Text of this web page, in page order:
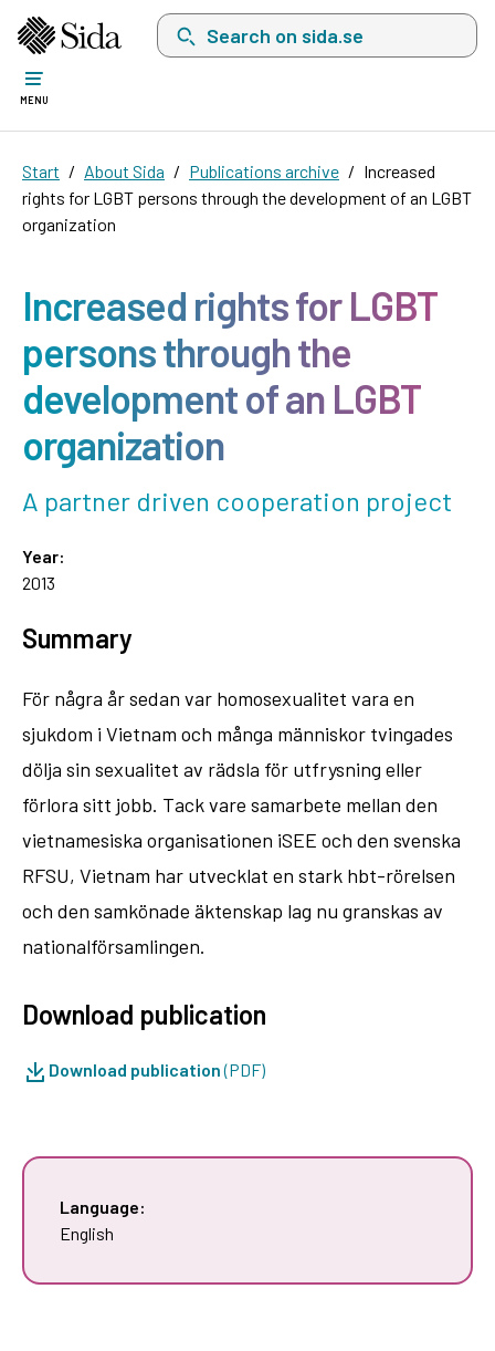
Search on sida.se, a list with search
MENU
Start About Sida Publications archive
Increased
rights for LGBT persons through the development of an LGBT
organization
Increased rights for LGBT
persons through the
development of an LGBT
organization
A partner driven cooperation project
Year:
2013
Summary
För några år sedan var homosexualitet vara en
sjukdom i Vietnam och många människor tvingades
dölja sin sexualitet av rädsla för utfrysning eller
förlora sitt jobb. Tack vare samarbete mellan den
vietnamesiska organisationen iSEE och den svenska
RFSU, Vietnam har utvecklat en stark hbt-rörelsen
och den samkönade äktenskap lag nu granskas av
nationalförsamlingen.
Download publication
Download publication(PDF)
Language:
English